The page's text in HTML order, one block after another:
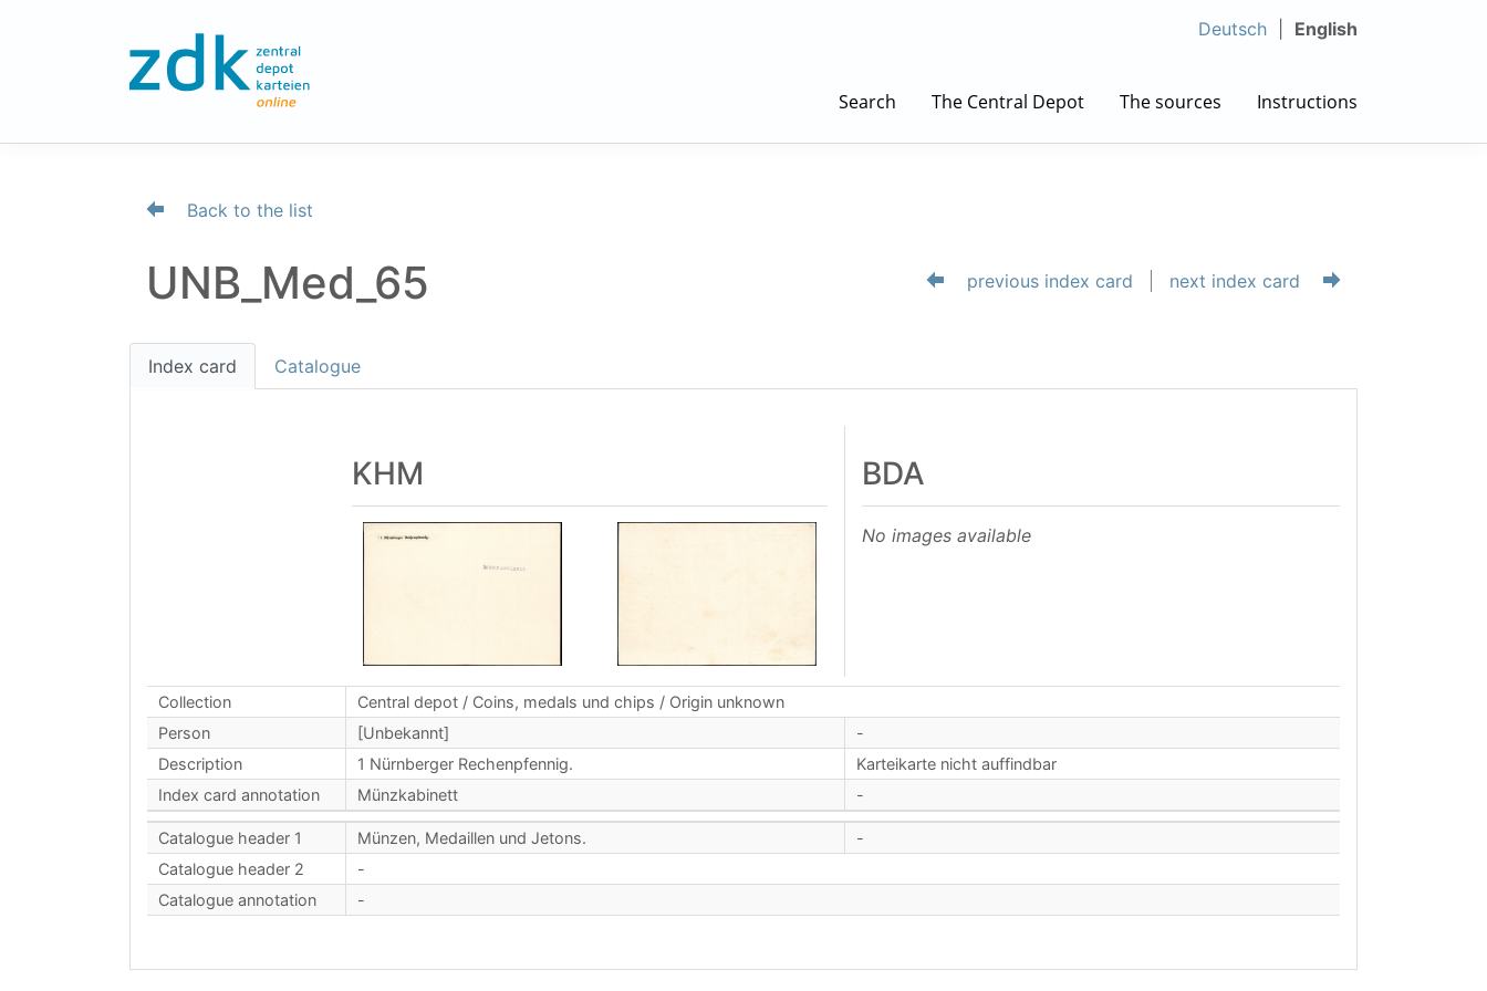
Deutsch English
Search The Central Depot The sources Instructions
Back to the list
UNB_Med_65 previous index card next index card
Index card Catalogue
KHM BDA
No images available
Collection
Central depot / Coins, medals und chips / Origin unknown
Person
[Unbekannt]
-
Description
1 Nürnberger Rechenpfennig.
Karteikarte nicht auffindbar
Index card annotation
Münzkabinett -
Catalogue header 1 Münzen, Medaillen und Jetons.
-
Catalogue header 2
-
Catalogue annotation
-